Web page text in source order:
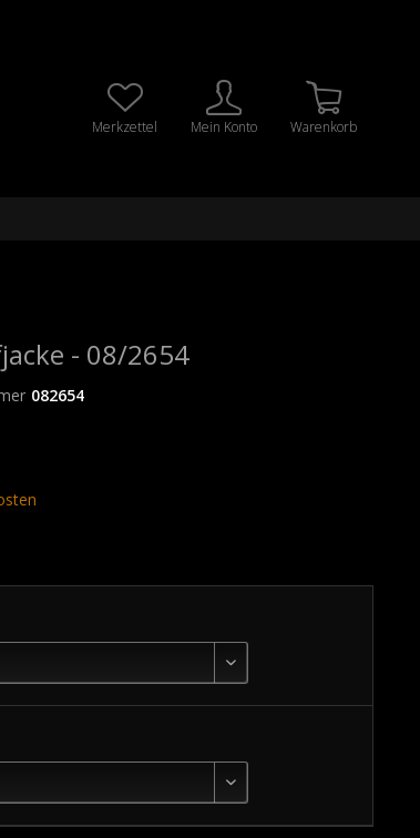
Merkzettel Mein Konto Warenkorb
- 08/2654
082654